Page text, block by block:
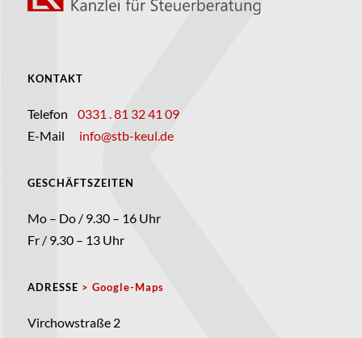
KONTAKT
Telefon
0331 . 81 32 41 09
E-Mail
info@stb-keul.de
GESCHÄFTSZEITEN
Mo – Do / 9.30 – 16 Uhr
Fr / 9.30 – 13 Uhr
ADRESSE > Google-Maps
Virchowstraße 2